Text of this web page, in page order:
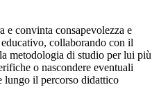
e convinta consapevolezza e
collaborando con il
metodologia di studio per lui più
o nascondere eventuali
lungo il percorso didattico